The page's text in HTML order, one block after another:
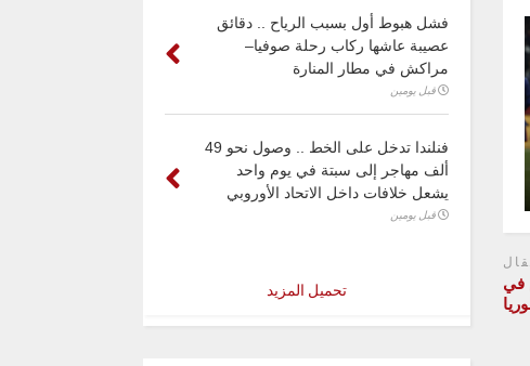
غش في
فشل هبوط أول بسبب الرياح .. دقائق
عصيبة عاشها ركاب رحلة صوفيا–
مراكش في مطار المنارة
قبل يومين
فنلندا تدخل على الخط .. وصول نحو 49
ألف مهاجر إلى سبتة في يوم واحد
يشعل خلافات داخل الاتحاد الأوروبي
قبل يومين
تحميل المزيد